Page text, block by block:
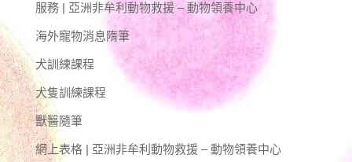
服務 | 亞洲非牟利動物救援 – 動物領養中心
海外寵物消息隋筆
犬訓練課程
犬隻訓練課程
獸醫隨筆
網上表格 | 亞洲非牟利動物救援 – 動物領養中心